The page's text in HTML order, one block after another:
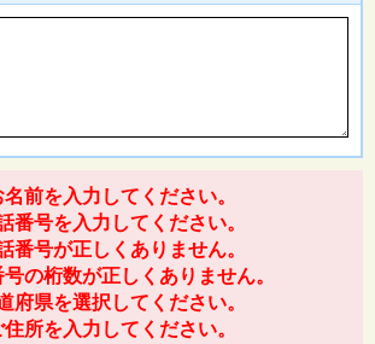
前を入力してください。
番号を入力してください。
番号が正しくありません。
の桁数が正しくありません。
府県を選択してください。
所を入力してください。